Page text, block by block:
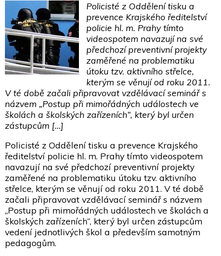
Policisté z Oddělení tisku a
prevence Krajského ředitelství
policie hl. m. Prahy tímto
videospotem navazují na své
předchozí preventivní projekty
zaměřené na problematiku
útoku tzv. aktivního střelce,
kterým se věnují od roku 2011.
V té době začali připravovat vzdělávací seminář s
názvem „Postup při mimořádných událostech ve
školách a školských zařízeních“, který byl určen
zástupcům […]
Policisté z Oddělení tisku a prevence Krajského
ředitelství policie hl. m. Prahy tímto videospotem
navazují na své předchozí preventivní projekty
zaměřené na problematiku útoku tzv. aktivního
střelce, kterým se věnují od roku 2011. V té době
začali připravovat vzdělávací seminář s názvem
„Postup při mimořádných událostech ve školách a
školských zařízeních“, který byl určen zástupcům
vedení jednotlivých škol a především samotným
pedagogům.